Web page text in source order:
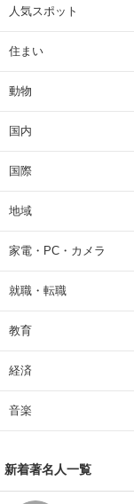
人気スポット
住まい
動物
国内
国際
地域
家電・PC・カメラ
就職・転職
教育
経済
音楽
新着著名人一覧